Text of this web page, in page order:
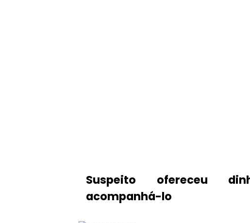
Suspeito ofereceu
acompanhá-lo